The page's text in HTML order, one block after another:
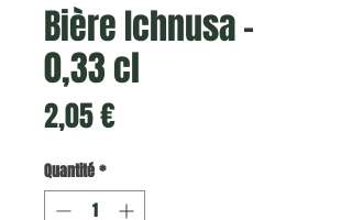
Bière Ichnusa -
0,33 cl
2,05 €Prix
Quantité*